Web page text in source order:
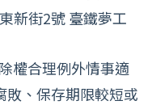
新街2號 臺鐵夢工
權合理例外情事適
敗、保存期限較短或